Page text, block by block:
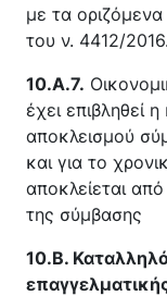
με τα
του ν. 4412/2016.
10.Α.7.
έχει επιβληθεί
αποκλεισμού
και για το
αποκλείεται
της σύμβασης
10.Β.